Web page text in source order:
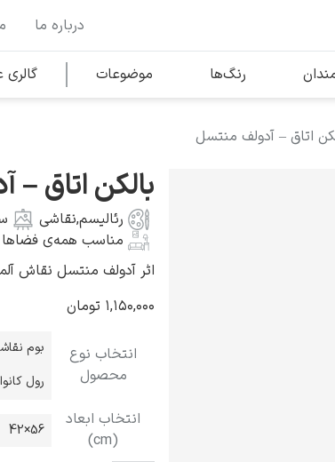
هنرمندان
درباره ما
رنگ‌ها موضوعات
اتاق – آدولف منتسل
بالکن اتاق
رئالیسم,نقاشی
مناسب همه‌ی فضاها
اثر آدولف منتسل نقاش آلمانی به
۱,۱۵۰,۰۰۰ تومان
انتخاب نوع
محصول
بوم
رول
انتخاب ابعاد
(cm)
56×42